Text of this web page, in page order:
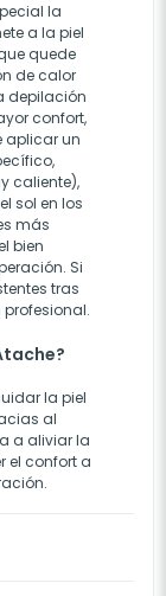
la
a la piel
quede
de calor
depilación
confort,
aplicar un
caliente),
sol en los
más
bien
Si
tras
la piel
al
a aliviar la
el confort a